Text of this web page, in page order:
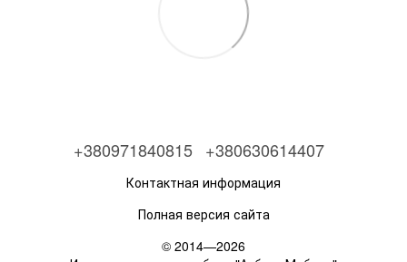
+380971840815 +380630614407
Контактная информация
Полная версия сайта
© 2014—2026